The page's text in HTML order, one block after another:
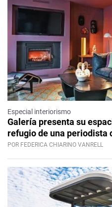
Especial interiorismo
Galería presenta su
refugio de una periodista
POR FEDERICA CHIARINO VANRELL